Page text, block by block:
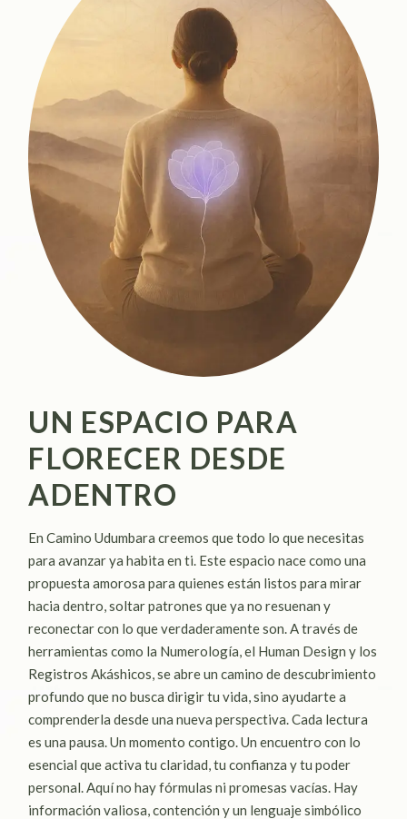
UN ESPACIO PARA
FLORECER DESDE
ADENTRO
En Camino Udumbara creemos que todo lo que necesitas
para avanzar ya habita en ti. Este espacio nace como una
propuesta amorosa para quienes están listos para mirar
hacia dentro, soltar patrones que ya no resuenan y
reconectar con lo que verdaderamente son. A través de
herramientas como la Numerología, el Human Design y los
Registros Akáshicos, se abre un camino de descubrimiento
profundo que no busca dirigir tu vida, sino ayudarte a
comprenderla desde una nueva perspectiva. Cada lectura
es una pausa. Un momento contigo. Un encuentro con lo
esencial que activa tu claridad, tu confianza y tu poder
personal. Aquí no hay fórmulas ni promesas vacías. Hay
información valiosa, contención y un lenguaje simbólico